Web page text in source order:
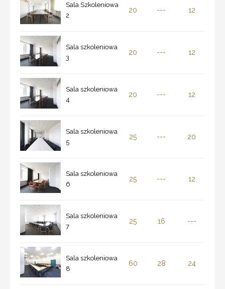
Sala Szkoleniowa
2
20 --- 12
Sala szkoleniowa
3
20 --- 12
Sala szkoleniowa
4
20 --- 12
Sala szkoleniowa
5
25 --- 20
Sala szkoleniowa
6
25 --- 12
Sala szkoleniowa
7
25 16 ---
Sala szkoleniowa
8
60 28 24